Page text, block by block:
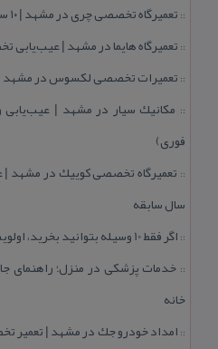
:: تعمیرگاه تخصصی چری در مشهد | ۱۰ سال تجربه و امداد خودرو
:: تعمیرگاه هایما در مشهد | عیب‌یابی
:: تعمیرات تخصصی لكسوس در مشهد |
:: مكانیك سیار در مشهد |
فوری)
::
سال سابقه
:: اگر فقط 10 وسیله بتوانید بخرید، اولویت با كدام تجهیزات است؟
:: خدمات پزشكی در منزل؛ راهنمای
خانه
::